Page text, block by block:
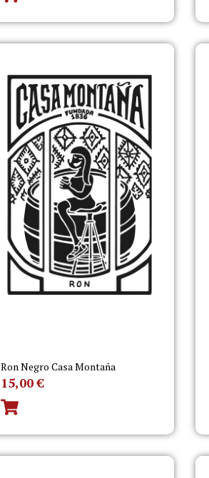
Ron Negro Casa Montaña
15,00€